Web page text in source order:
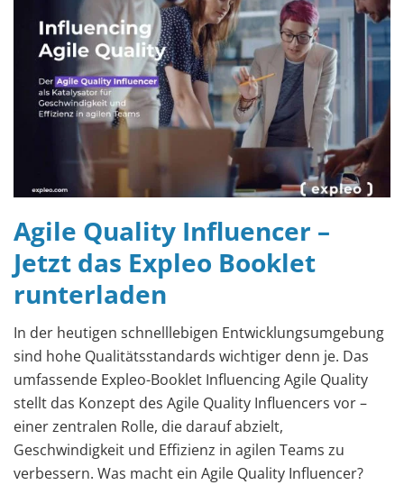
Agile Quality Influencer –
Jetzt das Expleo Booklet
runterladen
In der heutigen schnelllebigen Entwicklungsumgebung
sind hohe Qualitätsstandards wichtiger denn je. Das
umfassende Expleo-Booklet Influencing Agile Quality
stellt das Konzept des Agile Quality Influencers vor –
einer zentralen Rolle, die darauf abzielt,
Geschwindigkeit und Effizienz in agilen Teams zu
verbessern. Was macht ein Agile Quality Influencer?